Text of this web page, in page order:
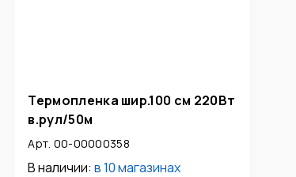
Термопленка шир.100 см 220Вт
в.рул/50м
Арт. 00-00000358
В наличии: в10 магазинах